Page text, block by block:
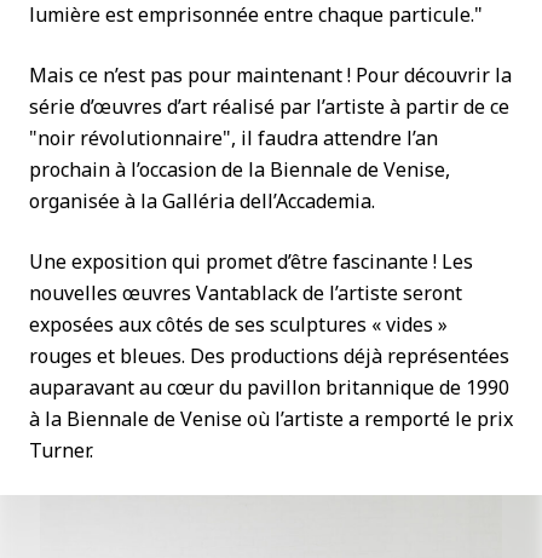
lumière est emprisonnée entre chaque particule."
Mais ce n’est pas pour maintenant ! Pour découvrir la
série d’œuvres d’art réalisé par l’artiste à partir de ce
"noir révolutionnaire", il faudra attendre l’an
prochain à l’occasion de la Biennale de Venise,
organisée à la Galléria dell’Accademia.
Une exposition qui promet d’être fascinante ! Les
nouvelles œuvres Vantablack de l’artiste seront
exposées aux côtés de ses sculptures « vides »
rouges et bleues. Des productions déjà représentées
auparavant au cœur du pavillon britannique de 1990
à la Biennale de Venise où l’artiste a remporté le prix
Turner.